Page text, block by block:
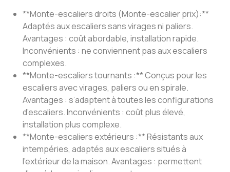
**Monte-escaliers droits (Monte-escalier prix):**
Adaptés aux escaliers sans virages ni paliers.
Avantages : coût abordable, installation rapide.
Inconvénients : ne conviennent pas aux escaliers
complexes.
**Monte-escaliers tournants :** Conçus pour les
escaliers avec virages, paliers ou en spirale.
Avantages : s’adaptent à toutes les configurations
d’escaliers. Inconvénients : coût plus élevé,
installation plus complexe.
**Monte-escaliers extérieurs :** Résistants aux
intempéries, adaptés aux escaliers situés à
l’extérieur de la maison. Avantages : permettent